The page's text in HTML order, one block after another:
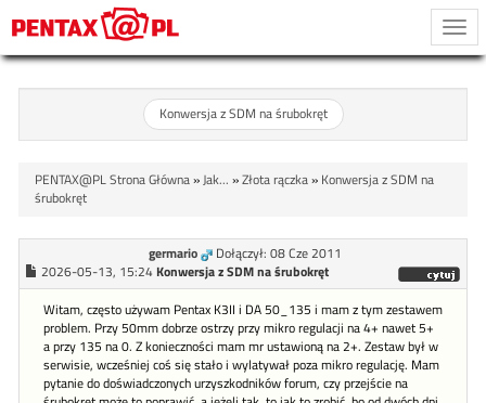
Konwersja z SDM na śrubokręt
PENTAX@PL Strona Główna»Jak... »Złota rączka» Konwersja z SDM na
śrubokręt
germario
Dołączył: 08 Cze 2011
2026-05-13, 15:24 Konwersja z SDM na śrubokręt
Witam, często używam Pentax K3II i DA 50_135 i mam z tym zestawem
problem. Przy 50mm dobrze ostrzy przy mikro regulacji na 4+ nawet 5+
a przy 135 na 0. Z konieczności mam mr ustawioną na 2+. Zestaw był w
serwisie, wcześniej coś się stało i wylatywał poza mikro regulację. Mam
pytanie do doświadczonych urzyszkodników forum, czy przejście na